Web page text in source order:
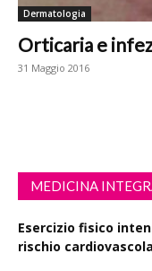
Dermatologia
Orticaria e
31 Maggio 2016
MEDICINA
Esercizio fisico
rischio